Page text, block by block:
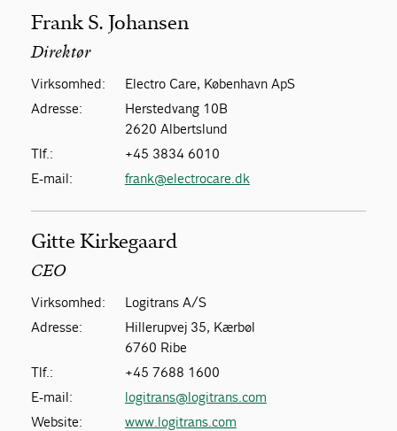
Frank S. Johansen
Direktør
Virksomhed:
Electro Care, København ApS
Adresse:
Herstedvang 10B
2620 Albertslund
Tlf.:
+45 3834 6010
E-mail:
frank@electrocare.dk
Gitte Kirkegaard
CEO
Virksomhed:
Logitrans A/S
Adresse:
Hillerupvej 35, Kærbøl
6760 Ribe
Tlf.:
+45 7688 1600
E-mail:
logitrans@logitrans.com
Website:
www.logitrans.com